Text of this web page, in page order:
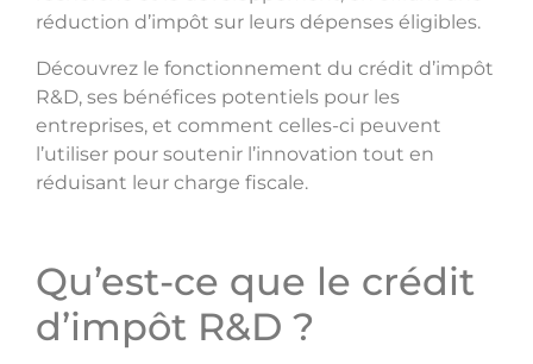
réduction d’impôt sur leurs dépenses éligibles.
Découvrez le fonctionnement du crédit d’impôt
R&D, ses bénéfices potentiels pour les
entreprises, et comment celles-ci peuvent
l’utiliser pour soutenir l’innovation tout en
réduisant leur charge fiscale.
Qu’est-ce que le crédit
d’impôt R&D ?